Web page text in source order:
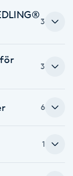
3
3
6
1